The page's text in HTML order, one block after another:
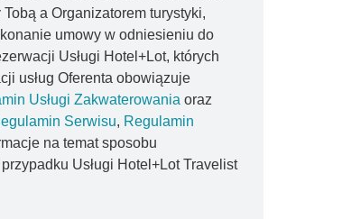
a Organizatorem turystyki,
umowy w odniesieniu do
Usługi Hotel+Lot, których
usług Oferenta obowiązuje
Usługi Zakwaterowania oraz
Serwisu, Regulamin
na temat sposobu
przypadku Usługi Hotel+Lot Travelist